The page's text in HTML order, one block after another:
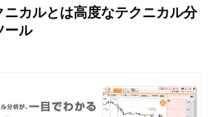
ニカルとは高度なテクニカル分
ール